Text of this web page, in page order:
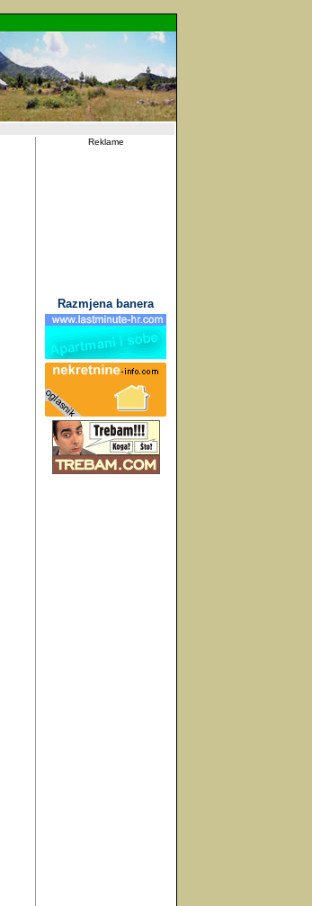
Reklame
Razmjena banera